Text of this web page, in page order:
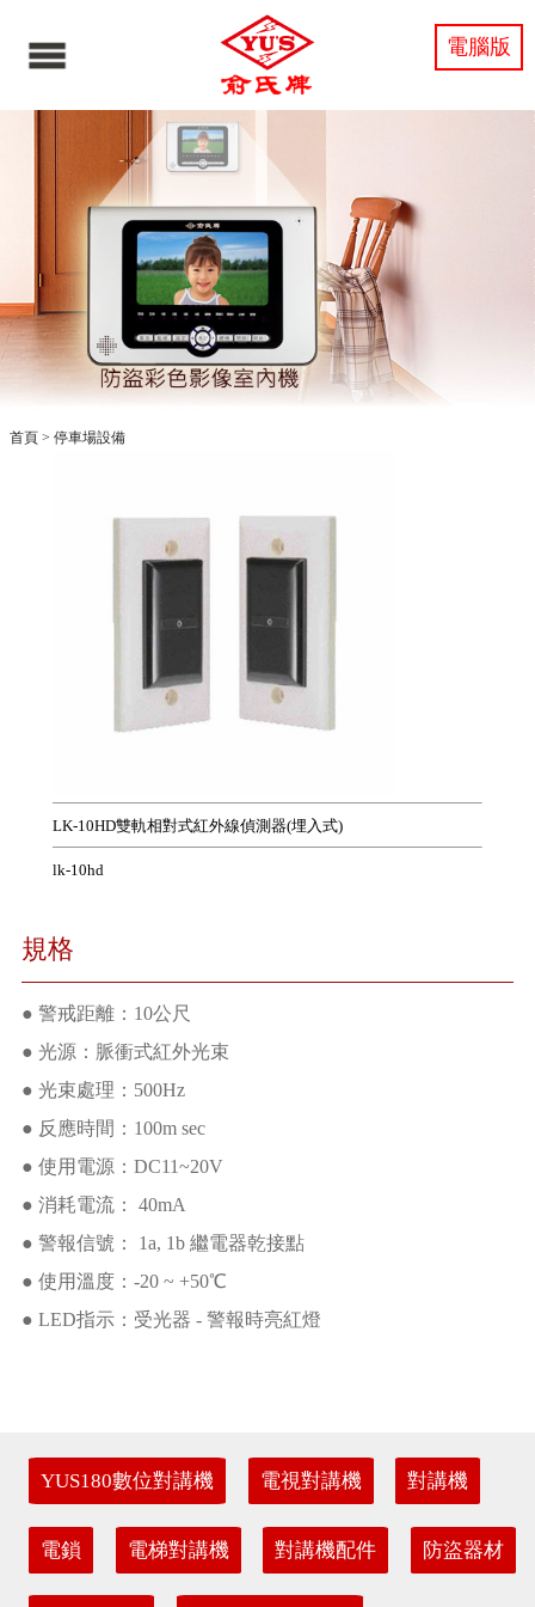
電腦版
首頁 > 停車場設備
LK-10HD雙軌相對式紅外線偵測器(埋入式)
lk-10hd
規格
● 警戒距離：10公尺
● 光源：脈衝式紅外光束
● 光束處理：500Hz
● 反應時間：100m sec
● 使用電源：DC11~20V
● 消耗電流： 40mA
● 警報信號： 1a, 1b 繼電器乾接點
● 使用溫度：-20 ~ +50℃
● LED指示：受光器 - 警報時亮紅燈
YUS180數位對講機 電視對講機 對講機
電鎖 電梯對講機 對講機配件 防盜器材